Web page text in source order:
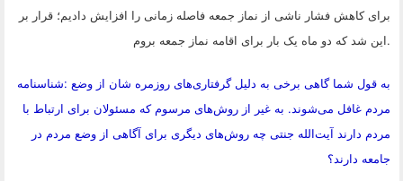
برای کاهش فشار ناشی از نماز جمعه فاصله زمانی را افزایش دادیم؛ قرار بر
این شد که دو ماه یک بار برای اقامه نماز جمعه بروم.
شناسنامه: به قول شما گاهی برخی به دلیل گرفتاری‌های روزمره شان از وضع
مردم غافل می‌شوند. به غیر از روش‌های مرسوم که مسئولان برای ارتباط با
مردم دارند آیت‌الله جنتی چه روش‌های دیگری برای آگاهی از وضع مردم در
جامعه دارند؟